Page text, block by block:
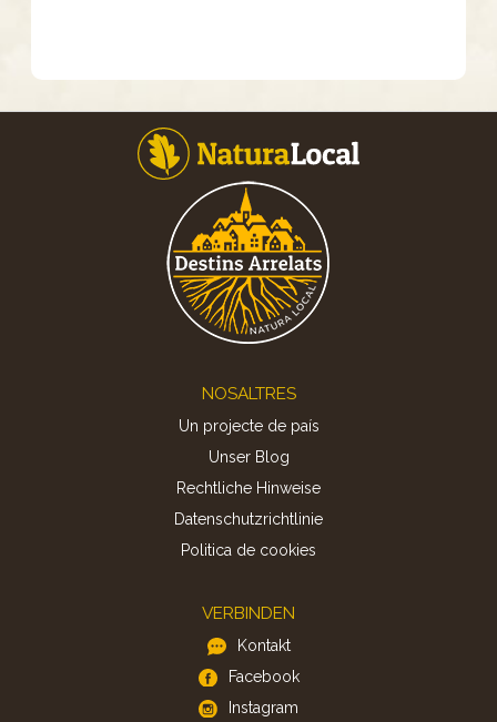
NOSALTRES
Un projecte de país
Unser Blog
Rechtliche Hinweise
Datenschutzrichtlinie
Politica de cookies
VERBINDEN
Kontakt
Facebook
Instagram